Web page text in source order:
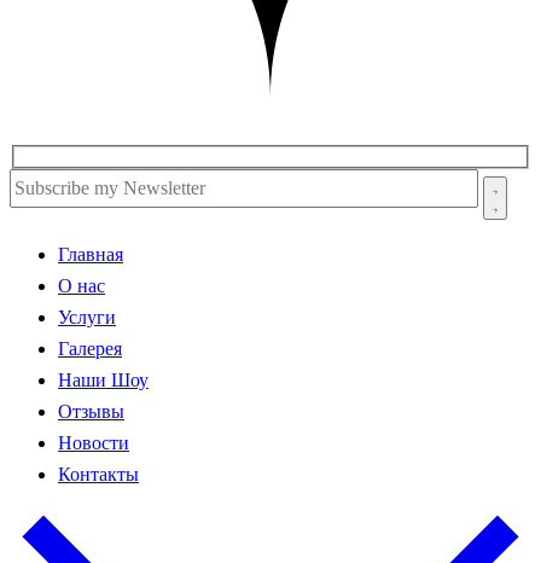
Главная
О нас
Услуги
Галерея
Наши Шоу
Отзывы
Новости
Контакты